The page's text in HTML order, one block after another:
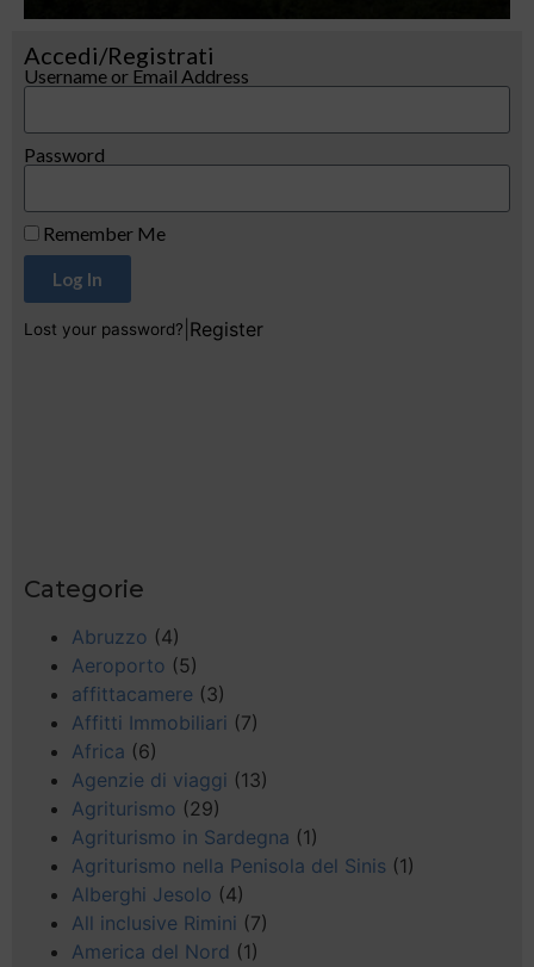
Accedi/Registrati
Username or Email Address
Password
Remember Me
Log In
Lost your password? Register
Categorie
Abruzzo (4)
Aeroporto (5)
affittacamere (3)
Affitti Immobiliari (7)
Africa (6)
Agenzie di viaggi (13)
Agriturismo (29)
Agriturismo in Sardegna (1)
Agriturismo nella Penisola del Sinis (1)
Alberghi Jesolo (4)
All inclusive Rimini (7)
America del Nord (1)